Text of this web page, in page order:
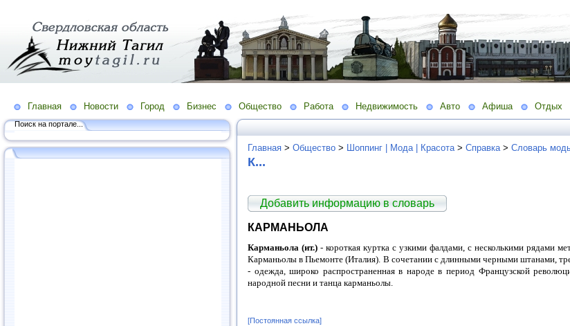
Главная Новости Город Бизнес Общество Работа Недвижимость Авто Афиша Отдых
Поиск на портале...
Главная > Общество > Шоппинг | Мода | Красота > Справка > Словарь
К...
Добавить информацию в словарь
КАРМАНЬОЛА
Карманьола (ит.) - короткая куртка с узкими фалдами, с несколькими рядами
Карманьолы в Пьемонте (Италия). В сочетании с длинными черными штанами,
- одежда, широко распространенная в народе в период Французской
народной песни и танца карманьолы.
[Постоянная ссылка]